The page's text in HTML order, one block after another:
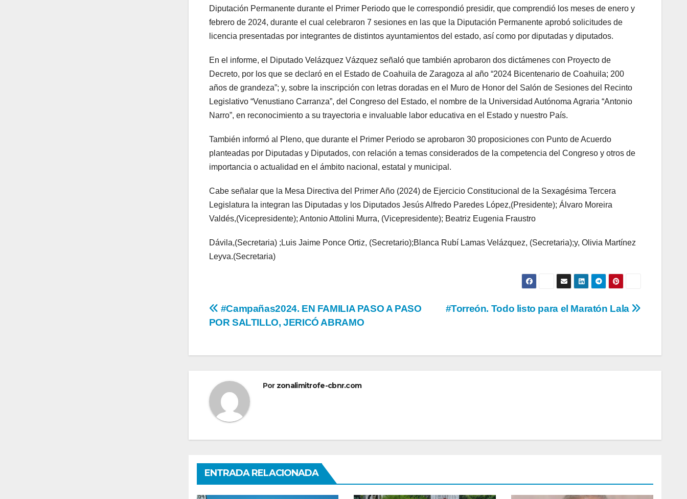
Diputación Permanente durante el Primer Periodo que le correspondió presidir, que comprendió los meses de enero y
febrero de 2024, durante el cual celebraron 7 sesiones en las que la Diputación Permanente aprobó solicitudes de
licencia presentadas por integrantes de distintos ayuntamientos del estado, así como por diputadas y diputados.
En el informe, el Diputado Velázquez Vázquez señaló que también aprobaron dos dictámenes con Proyecto de
Decreto, por los que se declaró en el Estado de Coahuila de Zaragoza al año “2024 Bicentenario de Coahuila; 200
años de grandeza”; y, sobre la inscripción con letras doradas en el Muro de Honor del Salón de Sesiones del Recinto
Legislativo “Venustiano Carranza”, del Congreso del Estado, el nombre de la Universidad Autónoma Agraria “Antonio
Narro”, en reconocimiento a su trayectoria e invaluable labor educativa en el Estado y nuestro País.
También informó al Pleno, que durante el Primer Periodo se aprobaron 30 proposiciones con Punto de Acuerdo
planteadas por Diputadas y Diputados, con relación a temas considerados de la competencia del Congreso y otros de
importancia o actualidad en el ámbito nacional, estatal y municipal.
Cabe señalar que la Mesa Directiva del Primer Año (2024) de Ejercicio Constitucional de la Sexagésima Tercera
Legislatura la integran las Diputadas y los Diputados Jesús Alfredo Paredes López,(Presidente); Álvaro Moreira
Valdés,(Vicepresidente); Antonio Attolini Murra, (Vicepresidente); Beatriz Eugenia Fraustro
Dávila,(Secretaria) ;Luis Jaime Ponce Ortiz, (Secretario);Blanca Rubí Lamas Velázquez, (Secretaria);y, Olivia Martínez
Leyva.(Secretaria)
Navegación
entradas
#Torreón. Todo listo para el Maratón Lala
#Campañas2024. EN FAMILIA PASO A PASO
POR SALTILLO, JERICÓ ABRAMO
Por zonalimitrofe-cbnr.com
ENTRADA RELACIONADA